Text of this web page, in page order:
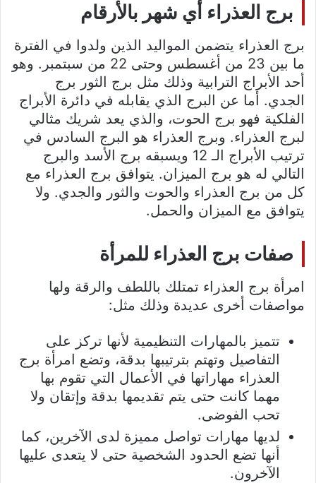
برج العذراء أي شهر بالأرقام
برج العذراء يتضمن المواليد الذين ولدوا في الفترة
ما بين 23 من أغسطس وحتى 22 من سبتمبر. وهو
أحد الأبراج الترابية وذلك مثل برج الثور برج
الجدي. أما عن البرج الذي يقابله في دائرة الأبراج
الفلكية فهو برج الحوت، والذي يعد شريك مثالي
لبرج العذراء. وبرج العذراء هو البرج السادس في
ترتيب الأبراج الـ 12 ويسبقه برج الأسد والبرج
التالي له هو برج الميزان. يتوافق برج العذراء مع
كل من برج العذراء والحوت والثور والجدي. ولا
يتوافق مع الميزان والحمل.
صفات برج العذراء للمرأة
امرأة برج العذراء تمتلك باللطف والرقة ولها
مواصفات أخرى عديدة وذلك مثل:
تتميز بالمهارات التنظيمية لأنها تركز على
التفاصيل وتهتم بترتيبها بدقة، وتضع امرأة برج
العذراء مهاراتها في الأعمال التي تقوم بها
مهما كانت حتى يتم تقديمها بدقة وإتقان ولا
تحب الفوضى.
لديها مهارات تواصل مميزة لدى الآخرين، كما
أنها تضع الحدود الشخصية حتى لا يتعدى عليها
الآخرون.